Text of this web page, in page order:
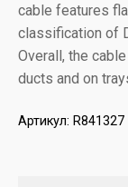
cable features
classification of
Overall, the
ducts and on
Артикул: R841327